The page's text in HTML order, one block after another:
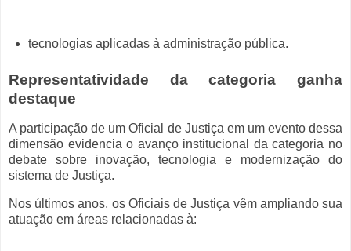
tecnologias aplicadas à administração pública.
Representatividade da categoria ganha
destaque
A participação de um Oficial de Justiça em um evento dessa
dimensão evidencia o avanço institucional da categoria no
debate sobre inovação, tecnologia e modernização do
sistema de Justiça.
Nos últimos anos, os Oficiais de Justiça vêm ampliando sua
atuação em áreas relacionadas à: